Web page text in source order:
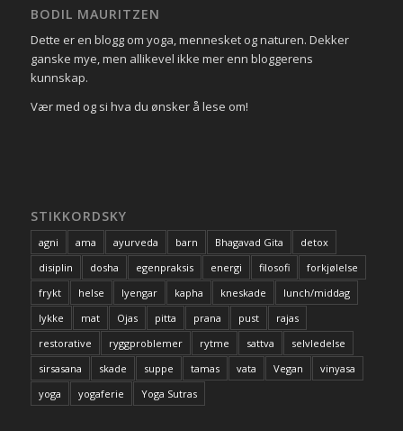
BODIL MAURITZEN
Dette er en blogg om yoga, mennesket og naturen. Dekker
ganske mye, men allikevel ikke mer enn bloggerens
kunnskap.
Vær med og si hva du ønsker å lese om!
STIKKORDSKY
agni ama ayurveda barn Bhagavad Gita
detox
disiplin
dosha egenpraksis energi filosofi
forkjølelse
frykt
helse Iyengar kapha kneskade
lunch/middag
lykke
mat Ojas pitta prana pust
rajas
restorative
ryggproblemer rytme sattva
selvledelse
sirsasana
skade suppe tamas vata Vegan
vinyasa
yoga
yogaferie Yoga Sutras